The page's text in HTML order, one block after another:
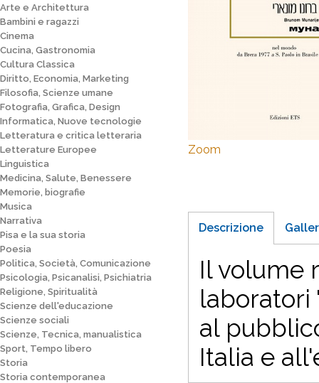
Arte e Architettura
Bambini e ragazzi
Cinema
Cucina, Gastronomia
Cultura Classica
Diritto, Economia, Marketing
Filosofia, Scienze umane
Fotografia, Grafica, Design
Informatica, Nuove tecnologie
Letteratura e critica letteraria
Letterature Europee
Linguistica
Medicina, Salute, Benessere
Memorie, biografie
Musica
Narrativa
Pisa e la sua storia
Poesia
Politica, Società, Comunicazione
Psicologia, Psicanalisi, Psichiatria
Religione, Spiritualità
Scienze dell'educazione
Scienze sociali
Scienze, Tecnica, manualistica
Sport, Tempo libero
Storia
Storia contemporanea
Zoom
Descrizione
Il volume
laboratori
al
Italia e